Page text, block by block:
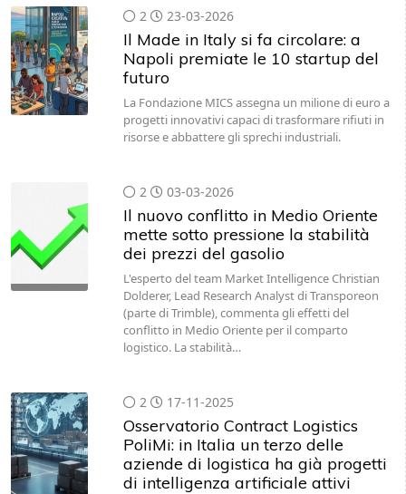
2 23-03-2026
Il Made in Italy si fa circolare: a
Napoli premiate le 10 startup del
futuro
La Fondazione MICS assegna un milione di euro a
progetti innovativi capaci di trasformare rifiuti in
risorse e abbattere gli sprechi industriali.
2 03-03-2026
Il nuovo conflitto in Medio Oriente
mette sotto pressione la stabilità
dei prezzi del gasolio
L'esperto del team Market Intelligence Christian
Dolderer, Lead Research Analyst di Transporeon
(parte di Trimble), commenta gli effetti del
conflitto in Medio Oriente per il comparto
logistico. La stabilità…
2 17-11-2025
Osservatorio Contract Logistics
PoliMi: in Italia un terzo delle
aziende di logistica ha già progetti
di intelligenza artificiale attivi